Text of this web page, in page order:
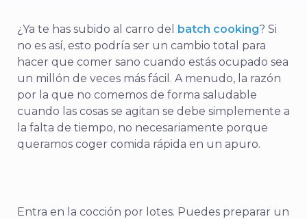
¿Ya te has subido al carro del batch cooking? Si
no es así, esto podría ser un cambio total para
hacer que comer sano cuando estás ocupado sea
un millón de veces más fácil. A menudo, la razón
por la que no comemos de forma saludable
cuando las cosas se agitan se debe simplemente a
la falta de tiempo, no necesariamente porque
queramos coger comida rápida en un apuro.
Entra en la cocción por lotes. Puedes preparar un